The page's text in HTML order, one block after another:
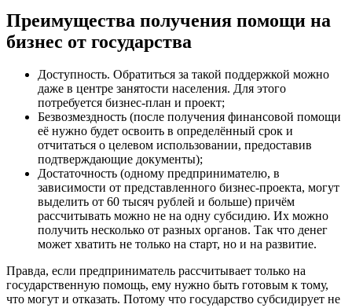
Преимущества получения помощи на
бизнес от государства
Доступность. Обратиться за такой поддержкой можно
даже в центре занятости населения. Для этого
потребуется бизнес-план и проект;
Безвозмездность (после получения финансовой помощи
её нужно будет освоить в определённый срок и
отчитаться о целевом использовании, предоставив
подтверждающие документы);
Достаточность (одному предпринимателю, в
зависимости от представленного бизнес-проекта, могут
выделить от 60 тысяч рублей и больше) причём
рассчитывать можно не на одну субсидию. Их можно
получить несколько от разных органов. Так что денег
может хватить не только на старт, но и на развитие.
Правда, если предприниматель рассчитывает только на
государственную помощь, ему нужно быть готовым к тому,
что могут и отказать. Потому что государство субсидирует не